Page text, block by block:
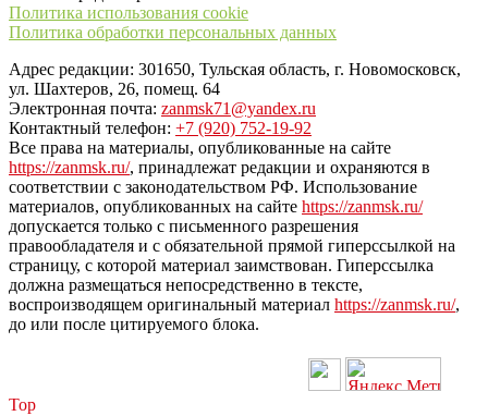
Политика использования cookie
Политика обработки персональных данных
Адрес редакции: 301650, Тульская область, г. Новомосковск,
ул. Шахтеров, 26, помещ. 64
Электронная почта: zanmsk71@yandex.ru
Контактный телефон: +7 (920) 752-19-92
Все права на материалы, опубликованные на сайте
https://zanmsk.ru/, принадлежат редакции и охраняются в
соответствии с законодательством РФ. Использование
материалов, опубликованных на сайте https://zanmsk.ru/
допускается только с письменного разрешения
правообладателя и с обязательной прямой гиперссылкой на
страницу, с которой материал заимствован. Гиперссылка
должна размещаться непосредственно в тексте,
воспроизводящем оригинальный материал https://zanmsk.ru/,
до или после цитируемого блока.
Top